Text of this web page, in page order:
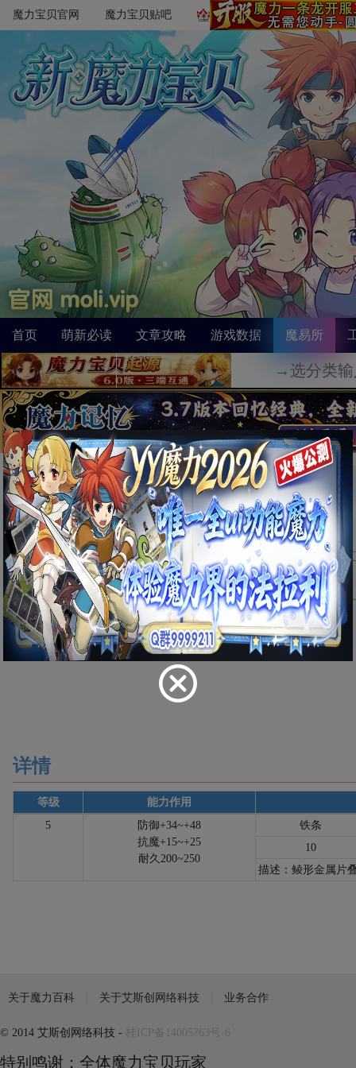
魔力宝贝官网 魔力宝贝贴吧
首页 萌新必读 文章攻略 游戏数据 魔易所
首页 物品 防具 详情
蜥蝪靴 [ 数据有误？点我修改 ]
物品类别 防具
详情
等级
能力作用
5
防御+34~+48
抗魔+15~+25
耐久200~250
铁条
10
描述：鲮形金 属片
关于魔力百科 关于艾斯创网络科技 业务合作
© 2014 艾斯创网络科技 - 桂ICP备14005763号-6
特别鸣谢：全体魔力宝贝玩家